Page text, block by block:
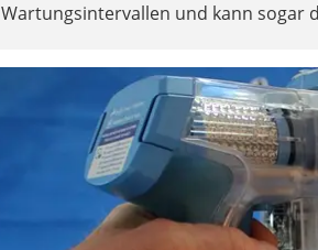
Wartungsintervallen und kann sogar